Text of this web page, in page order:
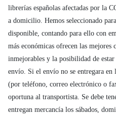
librerías españolas afectadas por la
a domicilio. Hemos seleccionado
disponible, contando para ello con
más económicas ofrecen las mejores
inmejorables y la posibilidad de
envío. Si el envío no se entregara en
(por teléfono, correo electrónico o
oportuna al transportista. Se debe
entregan mercancía los sábados,